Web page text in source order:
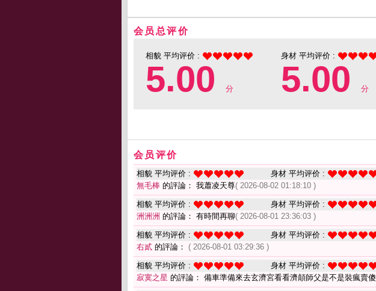
会员总评价
相貌 平均评价 :
5.00 分
身材 平均评价 :
5.00 分
会员评价
相貌 平均评价 : 身材 平均评价 :
無毛棒 的評論： 我蕭凌天尊( 2026-08-02 01:18:10 )
相貌 平均评价 : 身材 平均评价 :
洲洲洲 的評論： 有時間再聊( 2026-08-01 23:36:03 )
相貌 平均评价 : 身材 平均评价 :
右貳 的評論： ( 2026-08-01 03:29:36 )
相貌 平均评价 : 身材 平均评价 :
寂寞之星 的評論： 備車準備來去玄濟宮看看濟顛師父是不是裝瘋賣傻